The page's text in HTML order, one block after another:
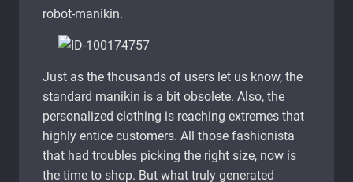
robot-manikin.
Just as the thousands of users let us know, the
standard manikin is a bit obsolete. Also, the
personalized clothing is reaching extremes that
highly entice customers. All those fashionista
that had troubles picking the right size, now is
the time to shop. But what truly generated